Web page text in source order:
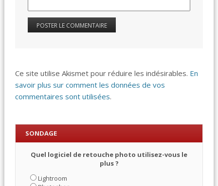
Ce site utilise Akismet pour réduire les indésirables. En
savoir plus sur comment les données de vos
commentaires sont utilisées.
SONDAGE
Quel logiciel de retouche photo utilisez-vous le
plus ?
Lightroom